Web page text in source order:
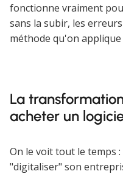
fonctionne vraiment
sans la subir, les
méthode qu'on
La
acheter un
On le voit tout le temps
"digitaliser" son